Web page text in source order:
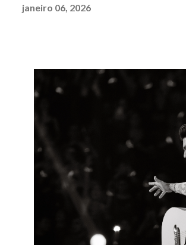
janeiro 06, 2026